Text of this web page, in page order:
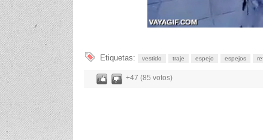
Etiquetas: vestido traje espejo espejos
+47 (85 votos)